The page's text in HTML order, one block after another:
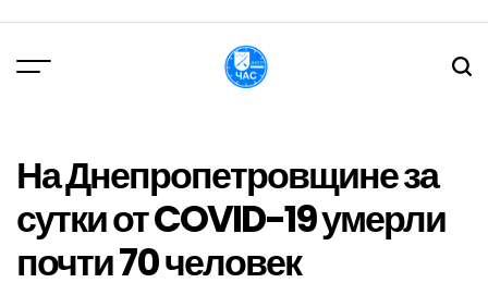
вмісту
На Днепропетровщине за
сутки от COVID-19 умерли
почти 70 человек